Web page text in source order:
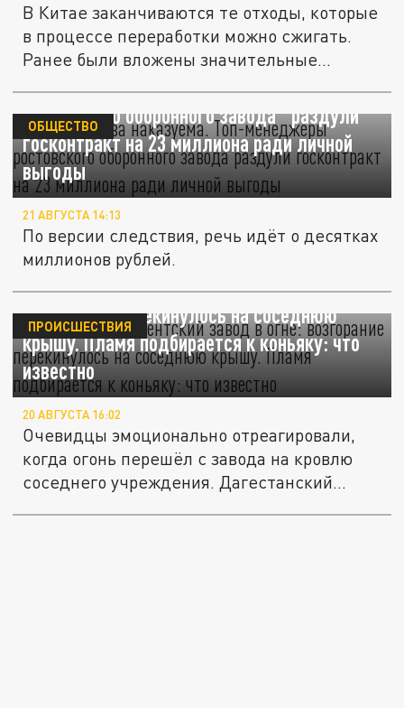
В Китае заканчиваются те отходы, которые
в процессе переработки можно сжигать.
Ранее были вложены значительные...
Альтернатива наказуема. Топ-менеджеры
ростовского оборонного завода "раздули"
госконтракт на 23 миллиона ради личной
выгоды
ОБЩЕСТВО
21 АВГУСТА 14:13
По версии следствия, речь идёт о десятках
миллионов рублей.
"Ашалеееть!" Дербентский завод в огне:
возгорание перекинулось на соседнюю
крышу. Пламя подбирается к коньяку: что
известно
ПРОИСШЕСТВИЯ
20 АВГУСТА 16:02
Очевидцы эмоционально отреагировали,
когда огонь перешёл с завода на кровлю
соседнего учреждения. Дагестанский...